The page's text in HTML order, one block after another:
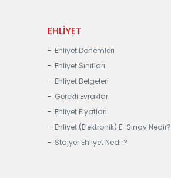
EHLİYET
Ehliyet Dönemleri
Ehliyet Sınıfları
Ehliyet Belgeleri
Gerekli Evraklar
Ehliyet Fiyatları
Ehliyet (Elektronik) E-Sınav Nedir?
Stajyer Ehliyet Nedir?